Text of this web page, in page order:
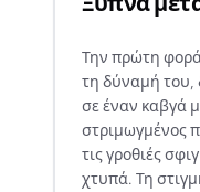
Την πρώτη
τη δύναμή του,
σε έναν καβγά
στριμωγμένος
τις γροθιές
χτυπά. Τη